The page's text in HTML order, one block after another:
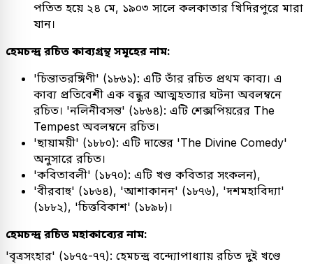
পতিত হয়ে ২৪ মে, ১৯০৩ সালে কলকাতার খিদিরপুরে মারা
যান।
হেমচন্দ্র রচিত কাব্যগ্রন্থ সমূহের নাম:
'চিন্তাতরঙ্গিণী' (১৮৬১): এটি তাঁর রচিত প্রথম কাব্য। এ
কাব্য প্রতিবেশী এক বন্ধুর আত্মহত্যার ঘটনা অবলম্বনে
রচিত। 'নলিনীবসন্ত' (১৮৬৪): এটি শেক্সপিয়রের The
Tempest অবলম্বনে রচিত।
'ছায়াময়ী' (১৮৮০): এটি দান্তের 'The Divine Comedy'
অনুসারে রচিত।
'কবিতাবলী' (১৮৭০): এটি খণ্ড কবিতার সংকলন),
'বীরবাহু' (১৮৬৪), 'আশাকানন' (১৮৭৬), 'দশমহাবিদ্যা'
(১৮৮২), 'চিত্তবিকাশ' (১৮৯৮)।
হেমচন্দ্র রচিত মহাকাব্যের নাম:
'বৃত্রসংহার' (১৮৭৫-৭৭): হেমচন্দ্র বন্দ্যোপাধ্যায় রচিত দুই খণ্ডে